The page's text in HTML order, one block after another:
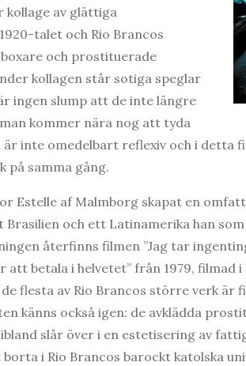
kollage av glättiga
talet och Rio Brancos
och prostituerade
kollagen står sotiga speglar
ingen slump att de inte längre
kommer nära nog att tyda
är inte omedelbart reflexiv och i detta
på samma gång.
Estelle af Malmborg skapat en
och ett Latinamerika han
återfinns filmen ”Jag tar
att betala i helvetet” från 1979, filmad
de flesta av Rio Brancos större verk
känns också igen: de avklädda
slår över i en estetisering av
i Rio Brancos barockt katolska